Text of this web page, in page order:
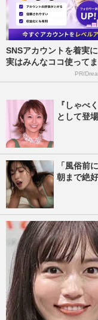
SNSアカウントを着実に
実はみんなココ使ってま
『しゃべ
として登
「風俗前
朝まで絶